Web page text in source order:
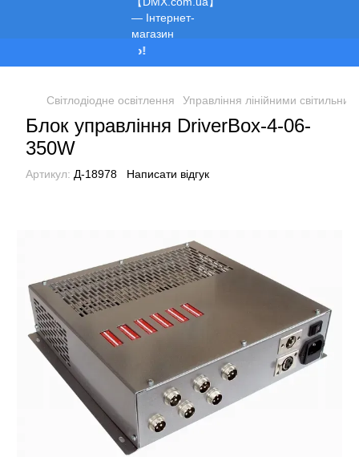
Світлодіодне освітлення Управління лінійними
Блок управління DriverBox-4-06-
350W
Артикул: Д-18978 Написати відгук